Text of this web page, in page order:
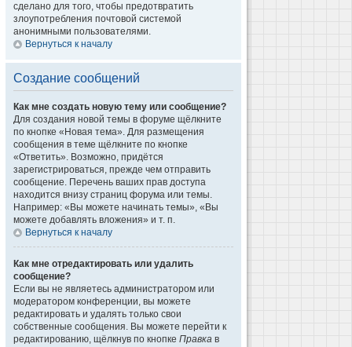
сделано для того, чтобы предотвратить
злоупотребления почтовой системой
анонимными пользователями.
Вернуться к началу
Создание сообщений
Как мне создать новую тему или сообщение?
Для создания новой темы в форуме щёлкните
по кнопке «Новая тема». Для размещения
сообщения в теме щёлкните по кнопке
«Ответить». Возможно, придётся
зарегистрироваться, прежде чем отправить
сообщение. Перечень ваших прав доступа
находится внизу страниц форума или темы.
Например: «Вы можете начинать темы», «Вы
можете добавлять вложения» и т. п.
Вернуться к началу
Как мне отредактировать или удалить
сообщение?
Если вы не являетесь администратором или
модератором конференции, вы можете
редактировать и удалять только свои
собственные сообщения. Вы можете перейти к
редактированию, щёлкнув по кнопке Правка в